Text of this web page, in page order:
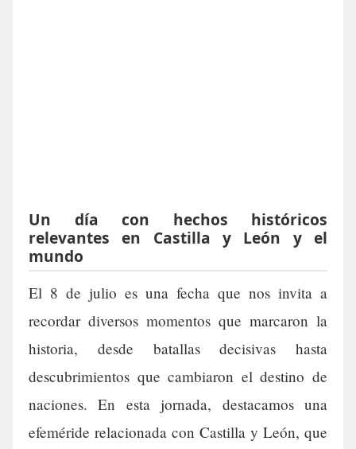
Un día con hechos históricos
relevantes en Castilla y León y el
mundo
El 8 de julio es una fecha que nos invita a
recordar diversos momentos que marcaron la
historia, desde batallas decisivas hasta
descubrimientos que cambiaron el destino de
naciones. En esta jornada, destacamos una
efeméride relacionada con Castilla y León, que